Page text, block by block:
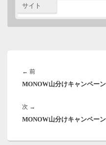
サイト
ビ
ー
シ
← 前前
の
MONOW山分けキャンペーン
次 →
の
MONOW山分けキャンペーン